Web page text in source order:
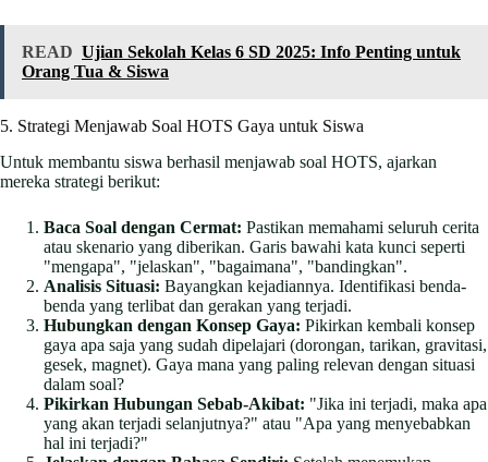
READ Ujian Sekolah Kelas 6 SD 2025: Info Penting untuk
Orang Tua & Siswa
5. Strategi Menjawab Soal HOTS Gaya untuk Siswa
Untuk membantu siswa berhasil menjawab soal HOTS, ajarkan
mereka strategi berikut:
Baca Soal dengan Cermat: Pastikan memahami seluruh cerita
atau skenario yang diberikan. Garis bawahi kata kunci seperti
"mengapa", "jelaskan", "bagaimana", "bandingkan".
Analisis Situasi: Bayangkan kejadiannya. Identifikasi benda-
benda yang terlibat dan gerakan yang terjadi.
Hubungkan dengan Konsep Gaya: Pikirkan kembali konsep
gaya apa saja yang sudah dipelajari (dorongan, tarikan, gravitasi,
gesek, magnet). Gaya mana yang paling relevan dengan situasi
dalam soal?
Pikirkan Hubungan Sebab-Akibat: "Jika ini terjadi, maka apa
yang akan terjadi selanjutnya?" atau "Apa yang menyebabkan
hal ini terjadi?"